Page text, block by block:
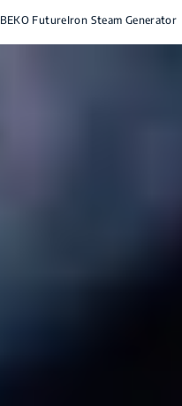
BEKO FutureIron Steam Generator